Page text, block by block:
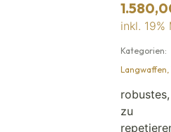
inkl. 19%
Kategorien:
Langwaffen,
zu